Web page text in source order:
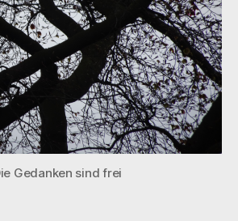
Gedanken sind frei